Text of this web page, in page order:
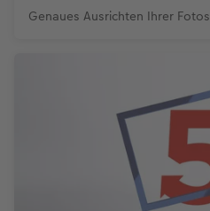
Genaues Ausrichten Ihrer Fotos